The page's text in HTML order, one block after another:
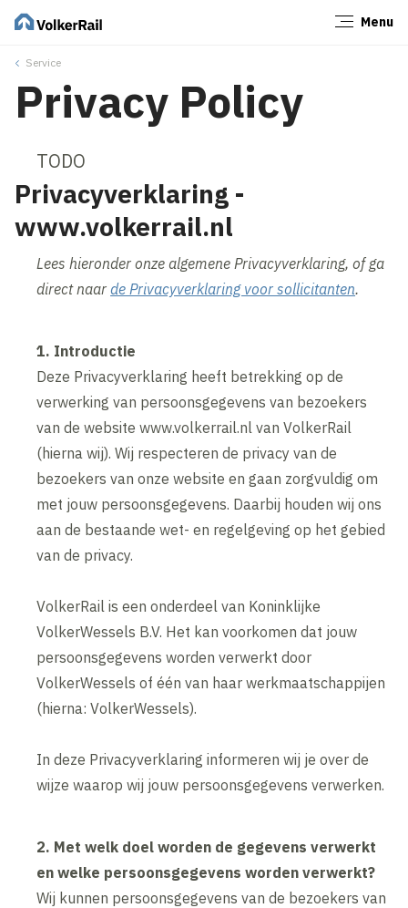
Menu
Service
Privacy Policy
TODO
Privacyverklaring -
www.volkerrail.nl
Lees hieronder onze algemene Privacyverklaring, of ga
direct naarde Privacyverklaring voor sollicitanten.
1. Introductie
Deze Privacyverklaring heeft betrekking op de
verwerking van persoonsgegevens van bezoekers
van de website www.volkerrail.nl van VolkerRail
(hierna wij). Wij respecteren de privacy van de
bezoekers van onze website en gaan zorgvuldig om
met jouw persoonsgegevens. Daarbij houden wij ons
aan de bestaande wet- en regelgeving op het gebied
van de privacy.
VolkerRail is een onderdeel van Koninklijke
VolkerWessels B.V. Het kan voorkomen dat jouw
persoonsgegevens worden verwerkt door
VolkerWessels of één van haar werkmaatschappijen
(hierna: VolkerWessels).
In deze Privacyverklaring informeren wij je over de
wijze waarop wij jouw persoonsgegevens verwerken.
2. Met welk doel worden de gegevens verwerkt
en welke persoonsgegevens worden verwerkt?
Wij kunnen persoonsgegevens van de bezoekers van
Sluiten